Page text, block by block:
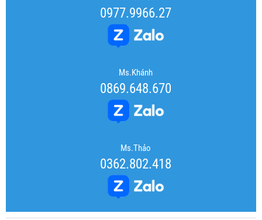
0977.9966.27
Ms.Khánh
0869.648.670
Ms.Thảo
0362.802.418